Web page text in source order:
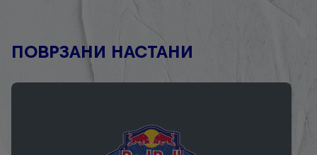
ПОВРЗАНИ НАСТАНИ